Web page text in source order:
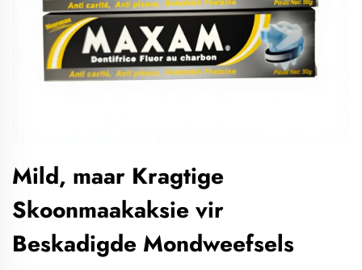
Mild, maar Kragtige
Skoonmaakaksie vir
Beskadigde Mondweefsels